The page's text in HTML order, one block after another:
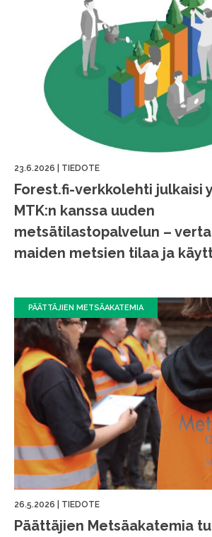
23.6.2026 TIEDOTE
Forest.fi-verkkolehti julkaisi
MTK:n kanssa uuden
metsätilastopalvelun –
maiden metsien tilaa ja
PÄÄTTÄJIEN METSÄAKATEMIA
26.5.2026 TIEDOTE
Päättäjien Metsäakatemia